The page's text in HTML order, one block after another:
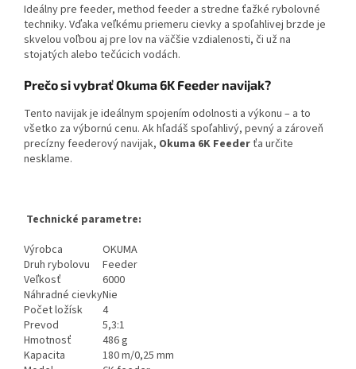
Ideálny pre feeder, method feeder a stredne ťažké rybolovné
techniky. Vďaka veľkému priemeru cievky a spoľahlivej brzde je
skvelou voľbou aj pre lov na väčšie vzdialenosti, či už na
stojatých alebo tečúcich vodách.
Prečo si vybrať Okuma 6K Feeder navijak?
Tento navijak je ideálnym spojením odolnosti a výkonu – a to
všetko za výbornú cenu. Ak hľadáš spoľahlivý, pevný a zároveň
precízny feederový navijak, Okuma 6K Feederťa určite
nesklame.
Technické parametre:
Výrobca
OKUMA
Druh rybolovu
Feeder
Veľkosť
6000
Náhradné cievkyNie
Počet ložísk
4
Prevod
5,3:1
Hmotnosť
486 g
Kapacita
180 m/0,25 mm